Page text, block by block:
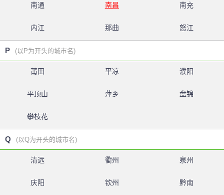
南通 南昌 南充
内江 那曲 怒江
P (以P为开头的城市名)
莆田 平凉 濮阳
平顶山 萍乡 盘锦
攀枝花
Q (以Q为开头的城市名)
清远 衢州 泉州
庆阳 钦州 黔南